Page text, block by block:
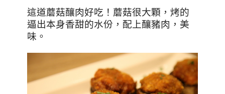
這道蘑菇釀肉好吃！蘑菇很大顆，烤的
逼出本身香甜的水份，配上釀豬肉，美
味。